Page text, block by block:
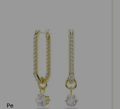
Pendants d'oreilles Constella